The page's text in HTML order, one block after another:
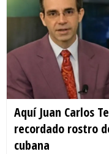
Aquí Juan Carlos
recordado rostro
cubana